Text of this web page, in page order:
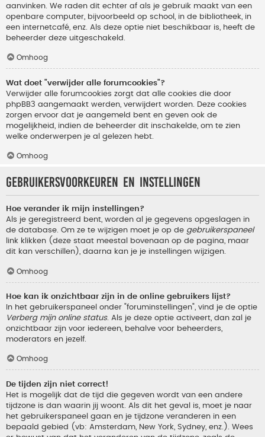
aanvinken. We raden dit echter af als je gebruik maakt van een
openbare computer, bijvoorbeeld op school, in de bibliotheek, in
een internetcafé, enz. Als deze optie niet beschikbaar is, heeft de
beheerder deze uitgeschakeld.
Omhoog
Wat doet "verwijder alle forumcookies"?
Verwijder alle forumcookies zorgt dat alle cookies die door
phpBB3 aangemaakt werden, verwijdert worden. Deze cookies
zorgen ervoor dat je aangemeld bent en geven ook de
mogelijkheid, indien de beheerder dit inschakelde, om te zien
welke onderwerpen je al gelezen hebt.
Omhoog
Gebruikersvoorkeuren en instellingen
Hoe verander ik mijn instellingen?
Als je geregistreerd bent, worden al je gegevens opgeslagen in
de database. Om ze te wijzigen moet je op de gebruikerspaneel
link klikken (deze staat meestal bovenaan op de pagina, maar
dit kan verschillen), daarna kan je je instellingen wijzigen.
Omhoog
Hoe kan ik onzichtbaar zijn in de online gebruikers lijst?
In het gebruikerspaneel onder "foruminstellingen", vind je de optie
Verberg mijn online status. Als je deze optie activeert, dan zal je
onzichtbaar zijn voor iedereen, behalve voor beheerders,
moderators en jezelf.
Omhoog
De tijden zijn niet correct!
Het is mogelijk dat de tijd die gegeven wordt van een andere
tijdzone is dan waarin jij woont. Als dit het geval is, moet je naar
het gebruikerspaneel gaan en je tijdzone veranderen in een
bepaald gebied (vb: Amsterdam, New York, Sydney, enz.). Wees